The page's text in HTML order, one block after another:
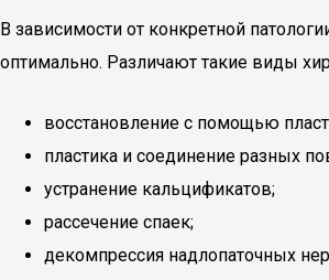
В зависимости от конкретной
оптимально. Различают такие виды
восстановление с помощью
пластика и соединение разных
устранение кальцификатов;
рассечение спаек;
декомпрессия надлопаточных